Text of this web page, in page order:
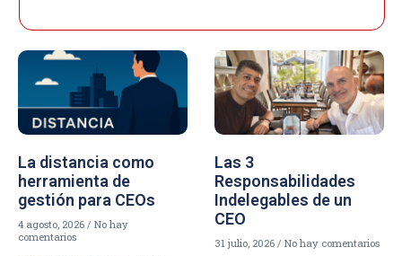
La distancia como
herramienta de
gestión para CEOs
4 agosto, 2026
No hay
comentarios
Las 3
Responsabilidades
Indelegables de un
CEO
31 julio, 2026 No hay comentarios